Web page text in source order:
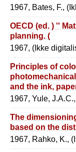
1967, Bates, F.,
OECD (ed. ) ''
planning. (
1967, (Ikke
Principles of
and the ink,
1967, Yule,
The
based on the
1967, Rahko, K.,